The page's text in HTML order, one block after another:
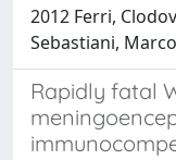
2012 Ferri,
Sebastiani,
Rapidly fatal